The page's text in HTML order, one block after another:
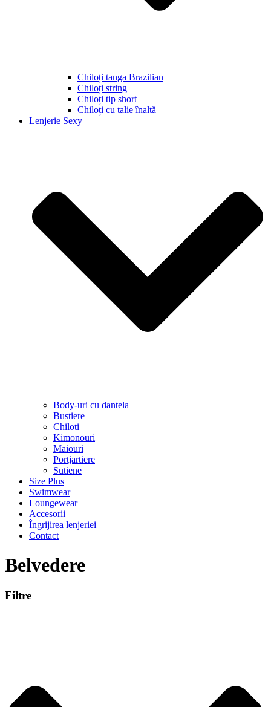
Chiloți tanga Brazilian
Chiloți string
Chiloți tip short
Chiloți cu talie înaltă
Lenjerie Sexy
Body-uri cu dantela
Bustiere
Chiloti
Kimonouri
Maiouri
Portjartiere
Sutiene
Size Plus
Swimwear
Loungewear
Accesorii
Îngrijirea lenjeriei
Contact
Belvedere
Filtre